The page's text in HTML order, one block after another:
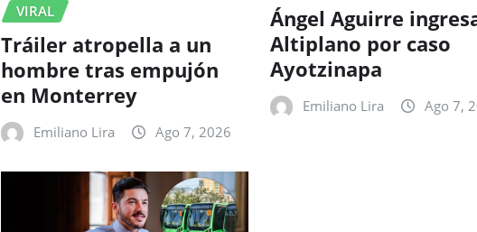
VIRAL
Tráiler atropella a un
hombre tras empujón
en Monterrey
Emiliano Lira Ago 7, 2026
Ángel Aguirre
Altiplano por caso
Ayotzinapa
Emiliano Lira Ago 7,